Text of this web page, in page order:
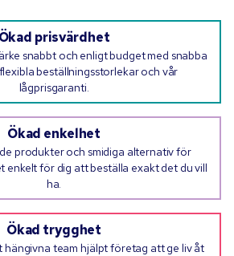
Ökad prisvärdhet
snabbt och enligt budget med snabba
beställningsstorlekar och vår
lågprisgaranti.
Ökad enkelhet
produkter och smidiga alternativ för
enkelt för dig att beställa exakt det du vill
ha.
Ökad trygghet
hängivna team hjälpt företag att ge liv åt